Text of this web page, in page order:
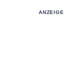
ANZEIGE